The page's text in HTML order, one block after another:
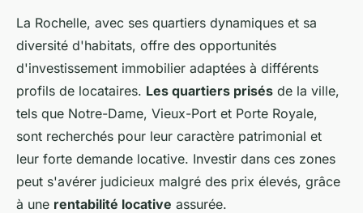
La Rochelle, avec ses quartiers dynamiques et sa
diversité d'habitats, offre des opportunités
d'investissement immobilier adaptées à différents
profils de locataires. Les quartiers prisés de la ville,
tels que Notre-Dame, Vieux-Port et Porte Royale,
sont recherchés pour leur caractère patrimonial et
leur forte demande locative. Investir dans ces zones
peut s'avérer judicieux malgré des prix élevés, grâce
à une rentabilité locative assurée.